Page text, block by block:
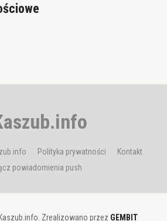
Polityka prywatności
Kontakt
powiadomienia push
Zrealizowano przez GEMBIT